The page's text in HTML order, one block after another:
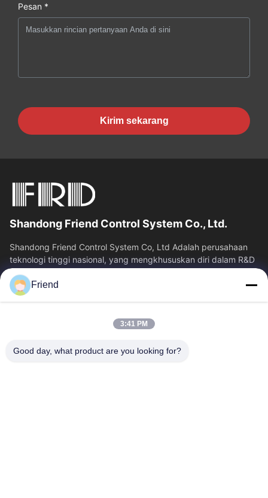
Pesan *
Kirim sekarang
Shandong Friend Control System Co., Ltd.
Shandong Friend Control System Co, Ltd Adalah perusahaan
teknologi tinggi nasional, yang mengkhususkan diri dalam R&D
instrumentasi, manufaktur...
Tautan Cepat
Tentang Kita
Wisata Pabrik
Kontrol Kualitas
Friend
3:41 PM
Good day, what product are you looking for?